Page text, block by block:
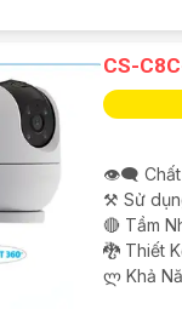
CS-
👁️‍🗨 Chất
⚒ Sử
🔴 Tầm
🐉️ Thiết
️ლ Khả